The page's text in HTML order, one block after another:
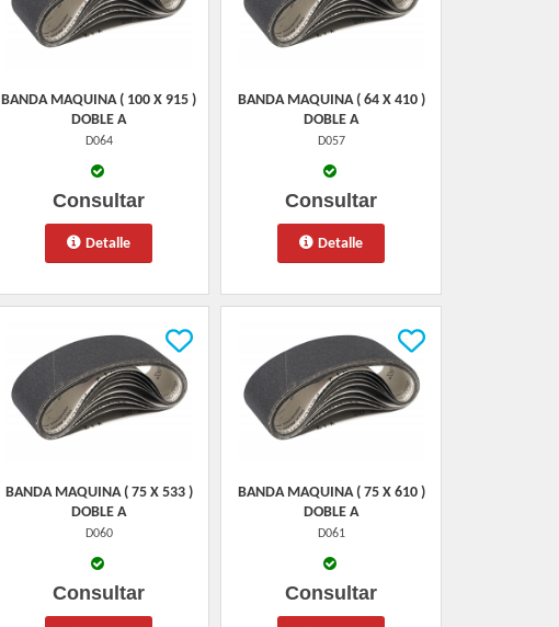
BANDA MAQUINA ( 100 X 915 )
DOBLE A
D064
Consultar
Detalle
BANDA MAQUINA ( 64 X 410 )
DOBLE A
D057
Consultar
Detalle
BANDA MAQUINA ( 75 X 533 )
DOBLE A
D060
Consultar
BANDA MAQUINA ( 75 X 610 )
DOBLE A
D061
Consultar